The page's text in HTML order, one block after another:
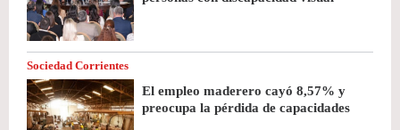
Sociedad Corrientes
El empleo maderero cayó 8,57% y
preocupa la pérdida de capacidades